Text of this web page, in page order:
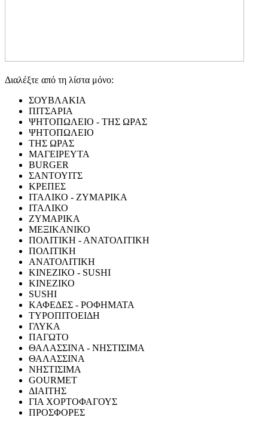
Διαλέξτε από τη λίστα μόνο:
ΣΟΥΒΛΑΚΙΑ
ΠΙΤΣΑΡΙΑ
ΨΗΤΟΠΩΛΕΙΟ - ΤΗΣ ΩΡΑΣ
ΨΗΤΟΠΩΛΕΙΟ
ΤΗΣ ΩΡΑΣ
ΜΑΓΕΙΡΕΥΤΑ
BURGER
ΣΑΝΤΟΥΙΤΣ
ΚΡΕΠΕΣ
ΙΤΑΛΙΚΟ - ΖΥΜΑΡΙΚΑ
ΙΤΑΛΙΚΟ
ΖΥΜΑΡΙΚΑ
ΜΕΞΙΚΑΝΙΚΟ
ΠΟΛΙΤΙΚΗ - ΑΝΑΤΟΛΙΤΙΚΗ
ΠΟΛΙΤΙΚΗ
ΑΝΑΤΟΛΙΤΙΚΗ
ΚΙΝΕΖΙΚΟ - SUSHI
ΚΙΝΕΖΙΚΟ
SUSHI
ΚΑΦΕΔΕΣ - ΡΟΦΗΜΑΤΑ
ΤΥΡΟΠΙΤΟΕΙΔΗ
ΓΛΥΚΑ
ΠΑΓΩΤΟ
ΘΑΛΑΣΣΙΝΑ - ΝΗΣΤΙΣΙΜΑ
ΘΑΛΑΣΣΙΝΑ
ΝΗΣΤΙΣΙΜΑ
GOURMET
ΔΙΑΙΤΗΣ
ΓΙΑ ΧΟΡΤΟΦΑΓΟΥΣ
ΠΡΟΣΦΟΡΕΣ